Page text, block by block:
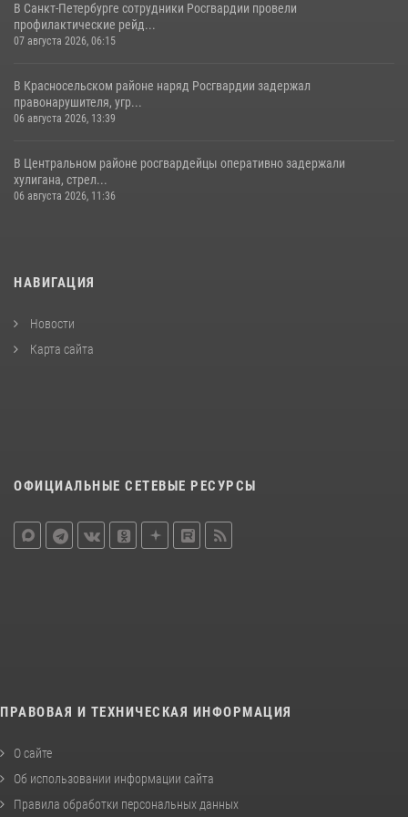
В Санкт-Петербурге сотрудники Росгвардии провели
профилактические рейд...
07 августа 2026, 06:15
В Красносельском районе наряд Росгвардии задержал
правонарушителя, угр...
06 августа 2026, 13:39
В Центральном районе росгвардейцы оперативно задержали
хулигана, стрел...
06 августа 2026, 11:36
НАВИГАЦИЯ
Новости
Карта сайта
ОФИЦИАЛЬНЫЕ СЕТЕВЫЕ РЕСУРСЫ
ПРАВОВАЯ И ТЕХНИЧЕСКАЯ ИНФОРМАЦИЯ
О сайте
Об использовании информации сайта
Правила обработки персональных данных